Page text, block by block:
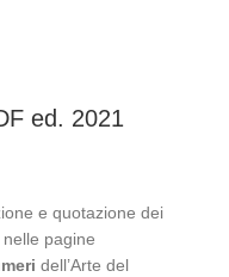
ed. 2021
e quotazione dei
pagine
dell’Arte del